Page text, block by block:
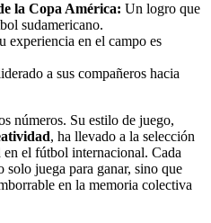
la Copa América: Un logro que
sudamericano.
experiencia en el campo es
a sus compañeros hacia
números. Su estilo de juego,
, ha llevado a la selección
el fútbol internacional. Cada
solo juega para ganar, sino que
en la memoria colectiva